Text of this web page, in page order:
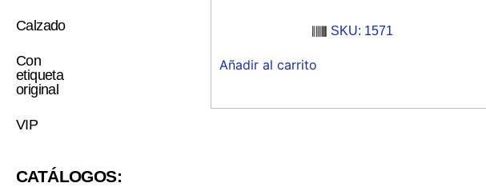
Calzado
Con
etiqueta
original
VIP
SKU: 1571
Añadir al carrito
CATÁLOGOS: